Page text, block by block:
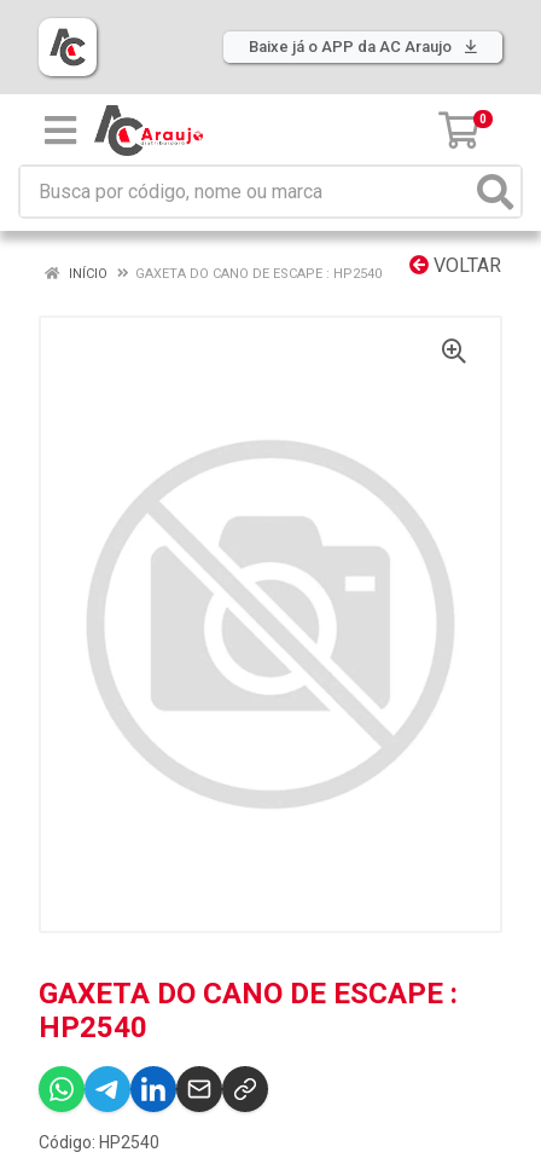
Baixe já o APP da AC Araujo
0
VOLTAR
INÍCIO GAXETA DO CANO DE ESCAPE : HP2540
GAXETA DO CANO DE ESCAPE :
HP2540
Código: HP2540